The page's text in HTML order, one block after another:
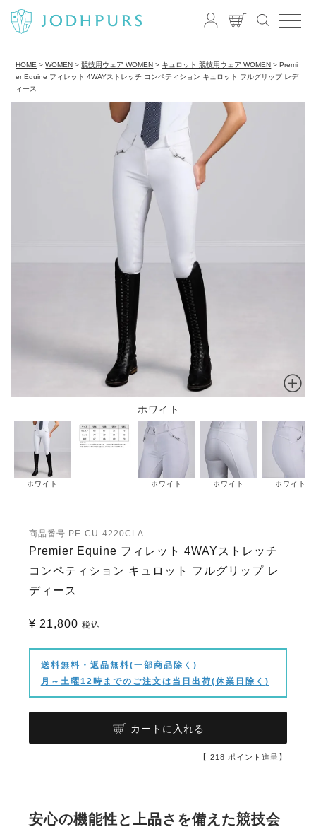
HOME WOMEN 競技用ウェア WOMEN キュロット 競技用ウェア WOMEN
Premi
er Equine フィレット 4WAYストレッチ コンペティション キュロット フルグリップ レデ
ィース
ホワイト
ホワイト ホワイト ホワイト ホワイト
商品番号 PE-CU-4220CLA
Premier Equine フィレット 4WAYストレッチ
コンペティション キュロット フルグリップ レ
ディース
¥ 21,800 税込
送料無料・返品無料(一部商品除く)
月～土曜12時までのご注文は当日出荷(休業日除く)
カートに入れる
【 218 ポイント進呈】
安心の機能性と上品さを備えた競技会